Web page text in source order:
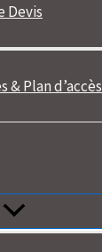
Devis
& Plan d’accès